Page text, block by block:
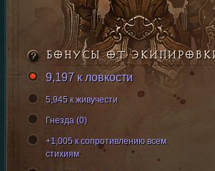
БОНУСЫ ОТ
9,197 к ловкости
5,945 к живучести
Гнезда (0)
+1,005 к сопротивлению всем
стихиям